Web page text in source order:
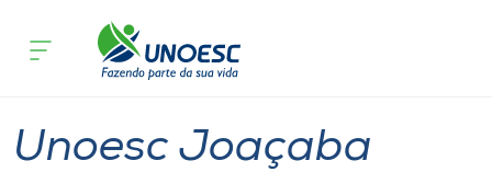
Cursos
Inserção Social
Unoesc Joaçaba